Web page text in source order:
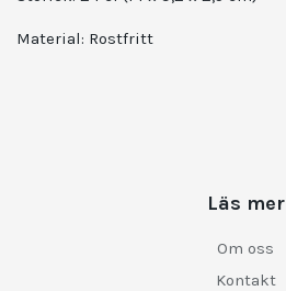
Material: Rostfritt
Läs mer
Om oss
Kontakt